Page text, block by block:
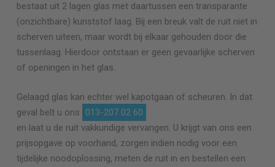
bestaat uit 2 lagen glas met daartussen een transparante
(onzichtbare) kunststof laag. Bij een breuk valt de ruit niet in
scherven uiteen, maar wordt bij elkaar gehouden door die
tussenlaag. Hierdoor ontstaan er geen gevaarlijke scherven
of openingen in het glas.
Gelaagd glas kan echter wel kapotgaan of scheuren. In dat
geval belt u ons
013-207 02 60
en laat u de ruit vakkundige vervangen. U krijgt van ons een
prijsopgave op voorhand, zorgen indien nodig voor een
tijdelijke noodoplossing, meten de ruit in en bestellen een